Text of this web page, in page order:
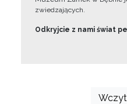
zwiedzających.
Odkryjcie z nami świat